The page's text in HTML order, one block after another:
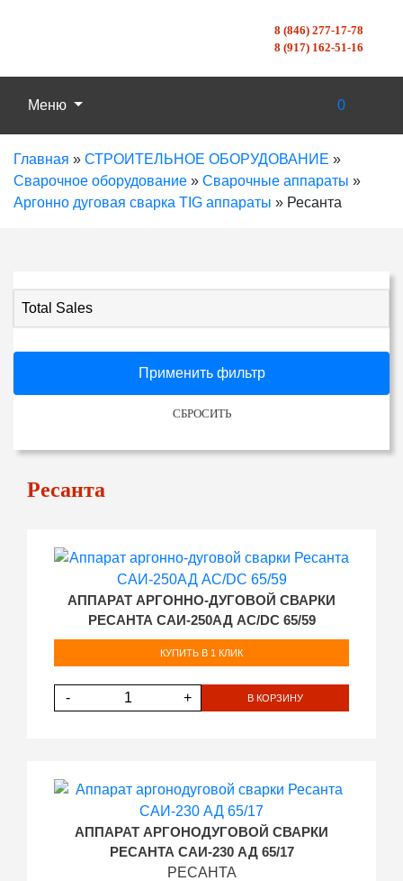
8 (846) 277-17-78
8 (917) 162-51-16
Меню 0
Главная » СТРОИТЕЛЬНОЕ ОБОРУДОВАНИЕ »
Сварочное оборудование » Сварочные аппараты »
Аргонно дуговая сварка TIG аппараты » Ресанта
Total Sales
Применить фильтр
СБРОСИТЬ
Ресанта
АППАРАТ АРГОННО-ДУГОВОЙ СВАРКИ
РЕСАНТА САИ-250АД AC/DC 65/59
КУПИТЬ В 1 КЛИК
- + В КОРЗИНУ
АППАРАТ АРГОНОДУГОВОЙ СВАРКИ
РЕСАНТА САИ-230 АД 65/17
РЕСАНТА